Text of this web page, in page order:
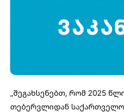
„შეგახსენებთ, რომ 2025
თებერვლიდან